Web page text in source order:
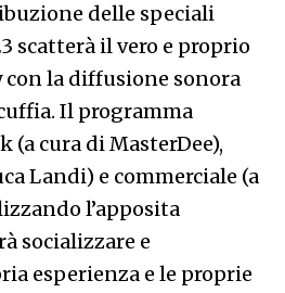
delle speciali
scatterà il vero e proprio
la diffusione sonora
Il programma
(a cura di MasterDee),
Landi) e commerciale (a
l’apposita
socializzare e
esperienza e le proprie